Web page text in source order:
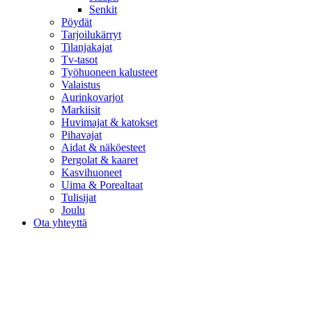
Senkit
Pöydät
Tarjoilukärryt
Tilanjakajat
Tv-tasot
Työhuoneen kalusteet
Valaistus
Aurinkovarjot
Markiisit
Huvimajat & katokset
Pihavajat
Aidat & näköesteet
Pergolat & kaaret
Kasvihuoneet
Uima & Porealtaat
Tulisijat
Joulu
Ota yhteyttä